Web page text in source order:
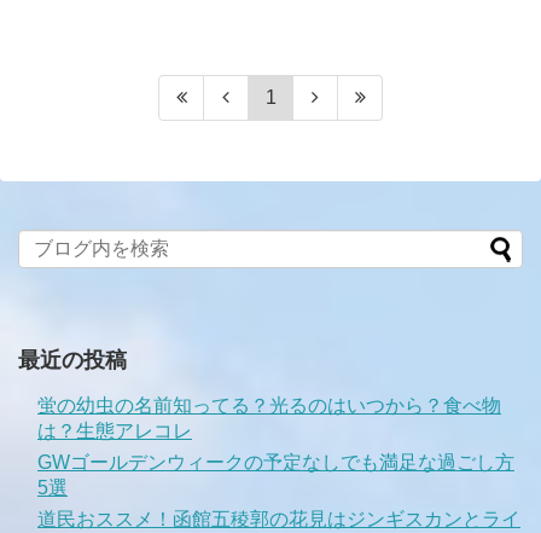
1
最近の投稿
蛍の幼虫の名前知ってる？光るのはいつから？食べ物
は？生態アレコレ
GWゴールデンウィークの予定なしでも満足な過ごし方
5選
道民おススメ！函館五稜郭の花見はジンギスカンとライ